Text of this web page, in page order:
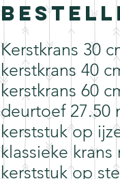
Kerstkrans 30
kerstkrans 40
kerstkrans 60
deurtoef 27.50
kerststuk op
klassieke
kerststuk op